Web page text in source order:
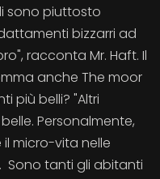
sono piuttosto
bizzarri ad
racconta Mr. Haft. Il
anche The moor
più belli? "Altri
Personalmente,
micro-vita nelle
Sono tanti gli abitanti